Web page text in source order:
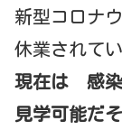
新型コロナ
休業されて
現在は 感染
見学可能だ